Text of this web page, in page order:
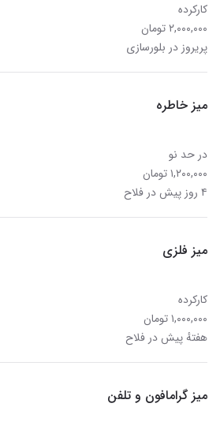
کارکرده
۲,۰۰۰,۰۰۰ تومان
پریروز در بلورسازی
میز خاطره
در حد نو
۱,۲۰۰,۰۰۰ تومان
۴ روز پیش در فلاح
میز فلزی
کارکرده
۱,۰۰۰,۰۰۰ تومان
هفتهٔ پیش در فلاح
میز گرامافون و تلفن